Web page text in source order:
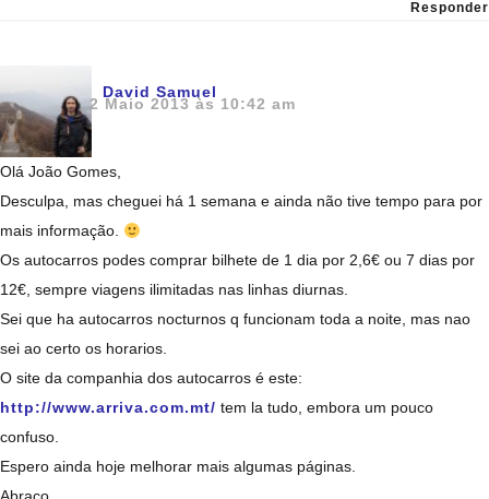
Responder
David Samuel
2 Maio 2013 às 10:42 am
Olá João Gomes,
Desculpa, mas cheguei há 1 semana e ainda não tive tempo para por
mais informação.
Os autocarros podes comprar bilhete de 1 dia por 2,6€ ou 7 dias por
12€, sempre viagens ilimitadas nas linhas diurnas.
Sei que ha autocarros nocturnos q funcionam toda a noite, mas nao
sei ao certo os horarios.
O site da companhia dos autocarros é este:
http://www.arriva.com.mt/ tem la tudo, embora um pouco
confuso.
Espero ainda hoje melhorar mais algumas páginas.